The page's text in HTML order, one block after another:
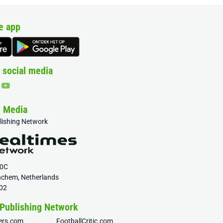
app
media
Media
Network
Netherlands
Network
FootballCritic.com